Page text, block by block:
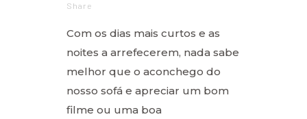
Share
Com os dias mais curtos e as
noites a arrefecerem, nada sabe
melhor que o aconchego do
nosso sofá e apreciar um bom
filme ou uma boa